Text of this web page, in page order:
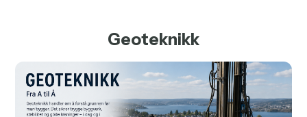
Geoteknikk